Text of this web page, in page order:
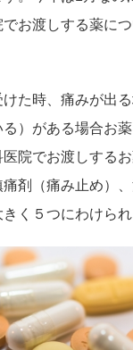
お渡しする薬に
た時、痛みが出
る）がある場合お
院でお渡しする
剤（痛み止め）
く５つにわけられ